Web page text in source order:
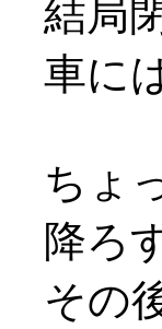
結局
車に
ちょ
降ろ
その